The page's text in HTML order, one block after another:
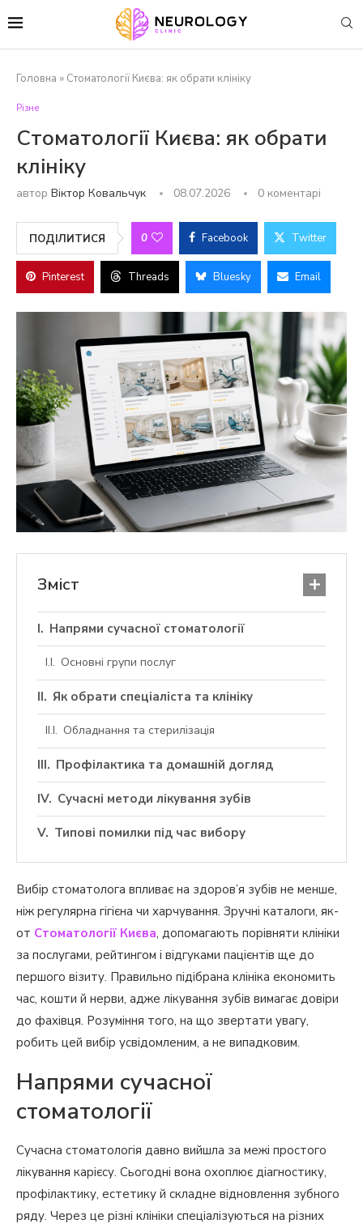
Головна » Стоматології Києва: як обрати клініку
Різне
Стоматології Києва: як обрати
клініку
автор Віктор Ковальчук 08.07.2026 0 коментарі
ПОДІЛИТИСЯ 0 Facebook Twitter
Pinterest Threads Bluesky Email
Зміст
Напрями сучасної стоматології
Основні групи послуг
Як обрати спеціаліста та клініку
Обладнання та стерилізація
Профілактика та домашній догляд
Сучасні методи лікування зубів
Типові помилки під час вибору
Вибір стоматолога впливає на здоров’я зубів не менше,
ніж регулярна гігієна чи харчування. Зручні каталоги, як-
от Стоматології Києва, допомагають порівняти клініки
за послугами, рейтингом і відгуками пацієнтів ще до
першого візиту. Правильно підібрана клініка економить
час, кошти й нерви, адже лікування зубів вимагає довіри
до фахівця. Розуміння того, на що звертати увагу,
робить цей вибір усвідомленим, а не випадковим.
Напрями сучасної
стоматології
Сучасна стоматологія давно вийшла за межі простого
лікування карієсу. Сьогодні вона охоплює діагностику,
профілактику, естетику й складне відновлення зубного
ряду. Через це різні клініки спеціалізуються на різних